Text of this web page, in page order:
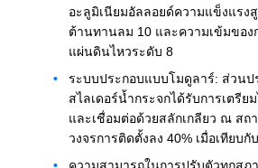
อะลูมิเนียมอัลลอยด์ความแข็งแรง
ต้านทานลม 10 และความเข้มขอ
แผ่นดินไหวระดับ 8
ระบบประกอบแบบโมดูลาร์: ส่วนป
สไลเดอร์น้ำกระจกได้รับการเตรีย
และเชื่อมต่อด้วยสลักเกลียว ณ สถ
วงจรการติดตั้งลง 40% เมื่อเทียบกั